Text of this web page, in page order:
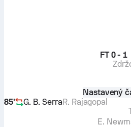
FT 0 - 1
Nastavený
85'
G. B. SerraR. Rajagopal
E.